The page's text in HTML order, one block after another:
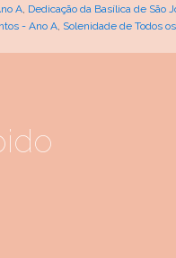
A, Dedicação da Basílica de São
- Ano A, Solenidade de Todos